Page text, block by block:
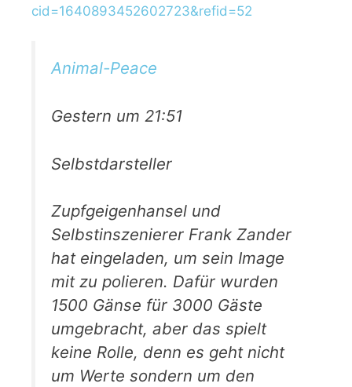
cid=1640893452602723&refid=52
Animal-Peace
Gestern um 21:51
Selbstdarsteller
Zupfgeigenhansel und
Selbstinszenierer Frank Zander
hat eingeladen, um sein Image
mit zu polieren. Dafür wurden
1500 Gänse für 3000 Gäste
umgebracht, aber das spielt
keine Rolle, denn es geht nicht
um Werte sondern um den